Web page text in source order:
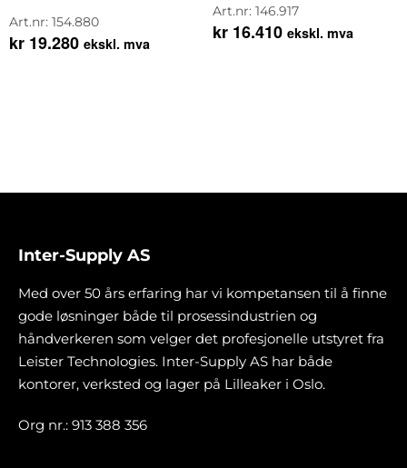
Art.nr: 154.880
kr 19.280 ekskl. mva
Art.nr: 146.917
kr 16.410 ekskl. mva
Inter-Supply AS
Med over 50 års erfaring har vi kompetansen til å finne
gode løsninger både til prosessindustrien og
håndverkeren som velger det profesjonelle utstyret fra
Leister Technologies. Inter-Supply AS har både
kontorer, verksted og lager på Lilleaker i Oslo.
Org nr.: 913 388 356